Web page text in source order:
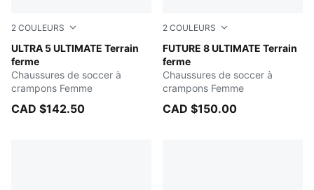
2 COULEURS
ULTRA 5 ULTIMATE Terrain
ferme
PUMA White-PUMA Black-Glowing Red
Chaussures de soccer à
crampons Femme
CAD $142.50
2 COULEURS
FUTURE 8 ULTIMATE Terrain
ferme
PUMA Black-PUMA White-
Chaussures de soccer à
crampons Femme
CAD $150.00